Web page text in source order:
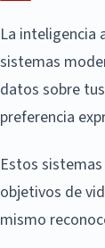
La inteligencia
sistemas
datos sobre
preferencia
Estos
objetivos de
mismo